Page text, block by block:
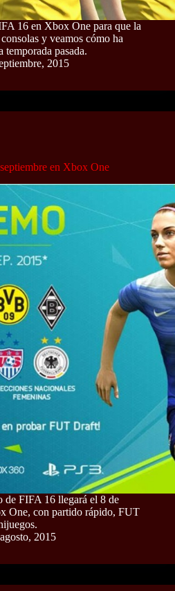
16 en Xbox One para que la
y veamos cómo ha
temporada pasada.
2015
en Xbox One
de FIFA 16 llegará el 8 de
One, con partido rápido, FUT
2015